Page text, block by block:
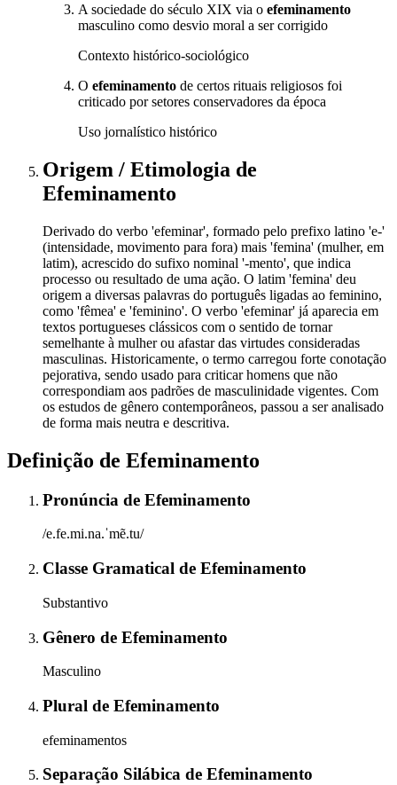
A sociedade do século XIX via o efeminamento
masculino como desvio moral a ser corrigido
Contexto histórico-sociológico
O efeminamento de certos rituais religiosos foi
criticado por setores conservadores da época
Uso jornalístico histórico
Origem / Etimologia de
Efeminamento
Derivado do verbo 'efeminar', formado pelo prefixo latino 'e-'
(intensidade, movimento para fora) mais 'femina' (mulher, em
latim), acrescido do sufixo nominal '-mento', que indica
processo ou resultado de uma ação. O latim 'femina' deu
origem a diversas palavras do português ligadas ao feminino,
como 'fêmea' e 'feminino'. O verbo 'efeminar' já aparecia em
textos portugueses clássicos com o sentido de tornar
semelhante à mulher ou afastar das virtudes consideradas
masculinas. Historicamente, o termo carregou forte conotação
pejorativa, sendo usado para criticar homens que não
correspondiam aos padrões de masculinidade vigentes. Com
os estudos de gênero contemporâneos, passou a ser analisado
de forma mais neutra e descritiva.
Definição de Efeminamento
Pronúncia de Efeminamento
/e.fe.mi.na.ˈmẽ.tu/
Classe Gramatical de Efeminamento
Substantivo
Gênero de Efeminamento
Masculino
Plural de Efeminamento
efeminamentos
Separação Silábica de Efeminamento